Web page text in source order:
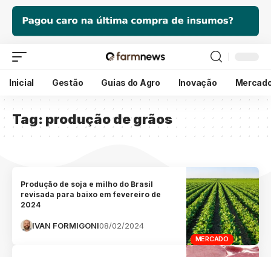
Inicial Gestão Guias do Agro Inovação
Tag: produção de grãos
MERCADO
Produção de soja e milho do Brasil
revisada para baixo em fevereiro de
2024
IVAN FORMIGONI08/02/2024